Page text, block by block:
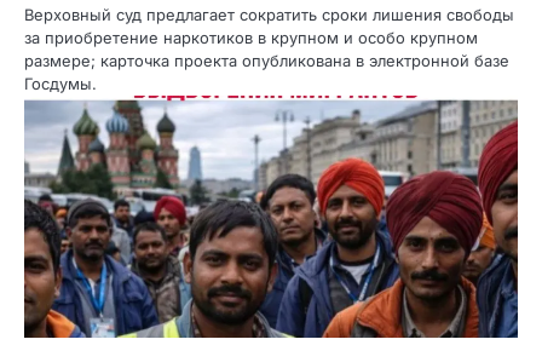
Верховный суд предлагает сократить сроки лишения свободы
за приобретение наркотиков в крупном и особо крупном
размере; карточка проекта опубликована в электронной базе
Госдумы.